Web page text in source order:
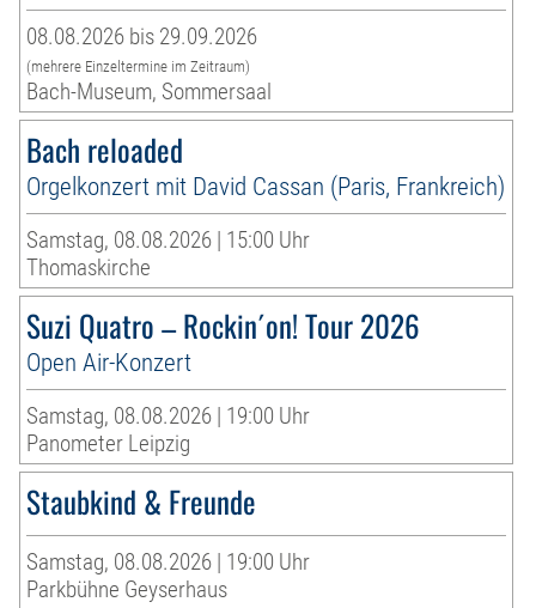
08.08.2026 bis 29.09.2026
(mehrere Einzeltermine im Zeitraum)
Bach-Museum, Sommersaal
Bach reloaded
Orgelkonzert mit David Cassan (Paris, Frankreich)
Samstag, 08.08.2026 | 15:00 Uhr
Thomaskirche
Suzi Quatro – Rockin´on! Tour 2026
Open Air-Konzert
Samstag, 08.08.2026 | 19:00 Uhr
Panometer Leipzig
Staubkind & Freunde
Samstag, 08.08.2026 | 19:00 Uhr
Parkbühne Geyserhaus